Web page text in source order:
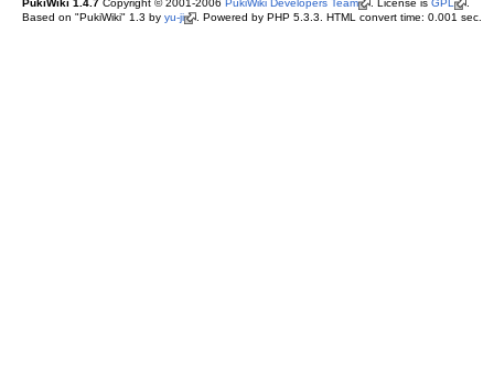
PukiWiki 1.4.7Copyright © 2001-2006 PukiWiki Developers Team . License is GPL
.
Based on "PukiWiki" 1.3 by yu-ji . Powered by PHP 5.3.3. HTML convert time: 0.001 sec.